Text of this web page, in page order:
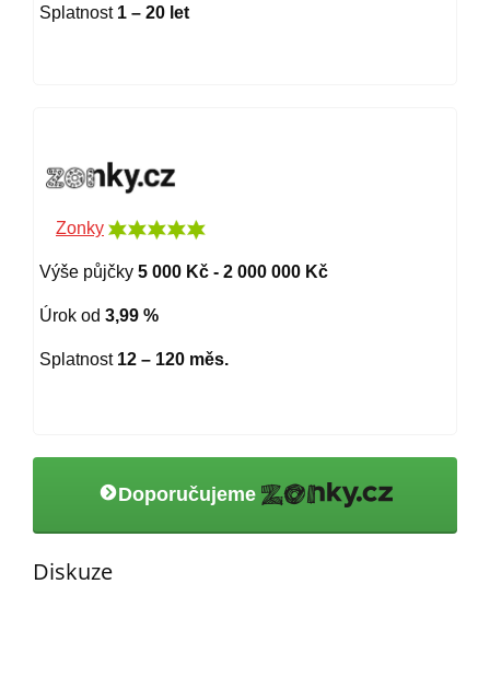
Splatnost 1 – 20 let
Zonky
Výše půjčky 5 000 Kč - 2 000 000 Kč
Úrok od 3,99 %
Splatnost 12 – 120 měs.
Doporučujeme
Diskuze